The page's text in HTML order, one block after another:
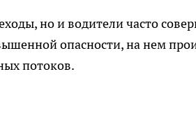
но и водители часто
опасности, на нем
потоков.